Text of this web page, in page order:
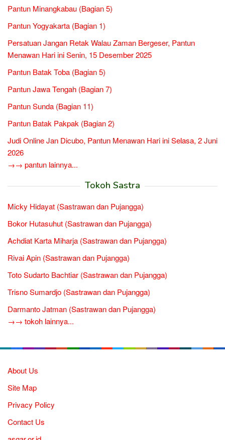
Pantun Minangkabau (Bagian 5)
Pantun Yogyakarta (Bagian 1)
Persatuan Jangan Retak Walau Zaman Bergeser, Pantun
Menawan Hari ini Senin, 15 Desember 2025
Pantun Batak Toba (Bagian 5)
Pantun Jawa Tengah (Bagian 7)
Pantun Sunda (Bagian 11)
Pantun Batak Pakpak (Bagian 2)
Judi Online Jan Dicubo, Pantun Menawan Hari ini Selasa, 2 Juni
2026
→→ pantun lainnya...
Tokoh Sastra
Micky Hidayat (Sastrawan dan Pujangga)
Bokor Hutasuhut (Sastrawan dan Pujangga)
Achdiat Karta Miharja (Sastrawan dan Pujangga)
Rivai Apin (Sastrawan dan Pujangga)
Toto Sudarto Bachtiar (Sastrawan dan Pujangga)
Trisno Sumardjo (Sastrawan dan Pujangga)
Darmanto Jatman (Sastrawan dan Pujangga)
→→ tokoh lainnya...
About Us
Site Map
Privacy Policy
Contact Us